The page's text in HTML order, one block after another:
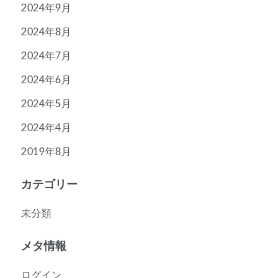
2024年9月
2024年8月
2024年7月
2024年6月
2024年5月
2024年4月
2019年8月
カテゴリー
未分類
メタ情報
ログイン